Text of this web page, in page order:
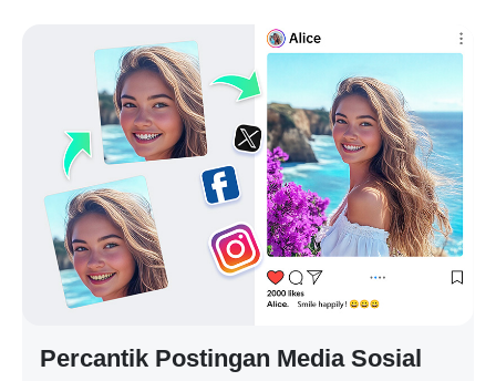
Percantik Postingan Media Sosial